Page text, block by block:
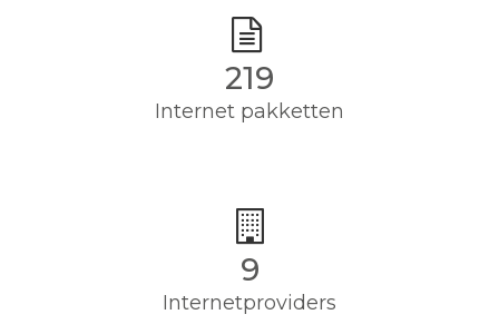
224
Internet pakketten
9
Internetproviders